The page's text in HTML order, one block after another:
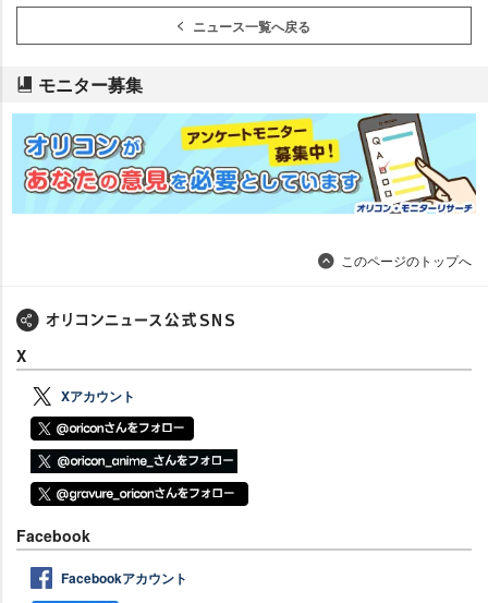
ニュース一覧へ戻る
モニター募集
このページのトップへ
X
Xアカウント
Facebook
Facebookアカウント